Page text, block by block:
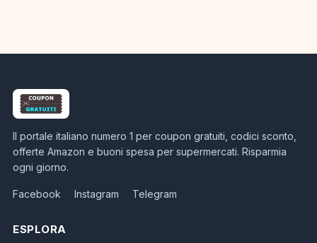
Il portale italiano numero 1 per coupon gratuiti, codici sconto,
offerte Amazon e buoni spesa per supermercati. Risparmia
ogni giorno.
Facebook Instagram Telegram
ESPLORA